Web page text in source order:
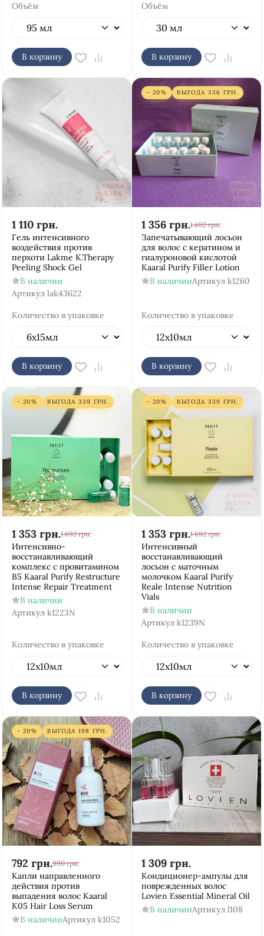
Объём
В корзину
Объём
В корзину
1 110 грн.
Гель интенсивного
воздействия против
перхоти Lakme K.Therapy
Peeling Shock Gel
В наличии
Артикул lak43622
Количество в упаковке
В корзину
- 20% ВЫГОДА 336 ГРН.
1 356 грн.1 692 грн.
Запечатывающий лосьон
для волос с кератином и
гиалуроновой кислотой
Kaaral Purify Filler Lotion
В наличииАртикул k1260
Количество в упаковке
В корзину
- 20% ВЫГОДА 339 ГРН.
1 353 грн.1 692 грн.
Интенсивно-
восстанавливающий
комплекс с провитамином
В5 Kaaral Purify Restructure
Intense Repair Treatment
В наличии
Артикул k1223N
Количество в упаковке
В корзину
- 20% ВЫГОДА 339 ГРН.
1 353 грн.1 692 грн.
Интенсивный
восстанавливающий
лосьон с маточным
молочком Kaaral Purify
Reale Intense Nutrition
Vials
В наличии
Артикул k1239N
Количество в упаковке
В корзину
- 20% ВЫГОДА 198 ГРН.
792 грн.990 грн.
Капли направленного
действия против
выпадения волос Kaaral
K05 Hair Loss Serum
В наличииАртикул k1052
1 309 грн.
Кондиционер-ампулы для
поврежденных волос
Lovien Essential Mineral Oil
В наличииАртикул l108